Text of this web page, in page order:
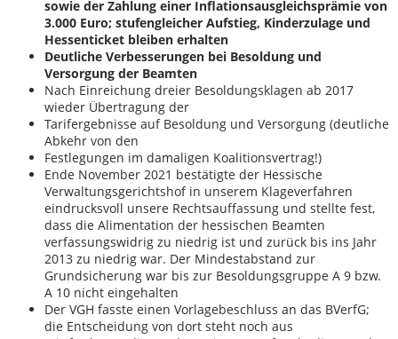
sowie der Zahlung einer Inflationsausgleichsprämie von
3.000 Euro; stufengleicher Aufstieg, Kinderzulage und
Hessenticket bleiben erhalten
Deutliche Verbesserungen bei Besoldung und
Versorgung der Beamten
Nach Einreichung dreier Besoldungsklagen ab 2017
wieder Übertragung der
Tarifergebnisse auf Besoldung und Versorgung (deutliche
Abkehr von den
Festlegungen im damaligen Koalitionsvertrag!)
Ende November 2021 bestätigte der Hessische
Verwaltungsgerichtshof in unserem Klageverfahren
eindrucksvoll unsere Rechtsauffassung und stellte fest,
dass die Alimentation der hessischen Beamten
verfassungswidrig zu niedrig ist und zurück bis ins Jahr
2013 zu niedrig war. Der Mindestabstand zur
Grundsicherung war bis zur Besoldungsgruppe A 9 bzw.
A 10 nicht eingehalten
Der VGH fasste einen Vorlagebeschluss an das BVerfG;
die Entscheidung von dort steht noch aus